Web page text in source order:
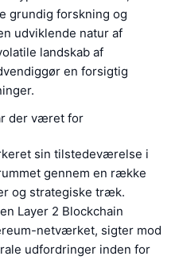
grundig forskning og
udviklende natur af
landskab af
en forsigtig
der været for
sin tilstedeværelse i
gennem en række
og strategiske træk.
Layer 2 Blockchain
netværket, sigter mod
udfordringer inden for